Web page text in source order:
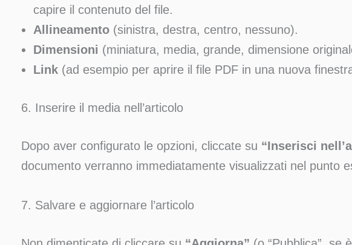
capire il contenuto del file.
Allineamento (sinistra, destra, centro, nessuno).
Dimensioni (miniatura, media, grande, dimensione
Link (ad esempio per aprire il file PDF in una nuova
6. Inserire il media nell’articolo
Dopo aver configurato le opzioni, cliccate su “Inserisci
documento verranno immediatamente visualizzati nel punto
7. Salvare e aggiornare l’articolo